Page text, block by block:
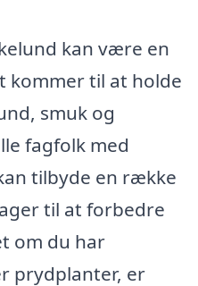
kan være en
kommer til at holde
smuk og
fagfolk med
tilbyde en række
til at forbedre
om du har
prydplanter, er